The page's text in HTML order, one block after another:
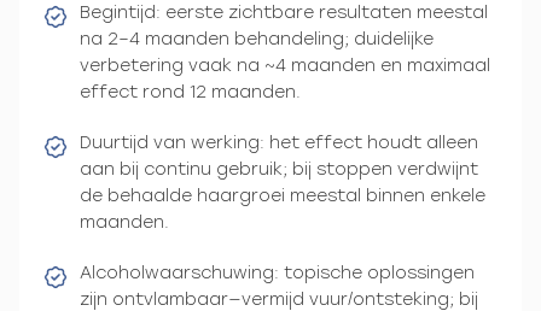
Begintijd: eerste zichtbare resultaten meestal
na 2–4 maanden behandeling; duidelijke
verbetering vaak na ~4 maanden en maximaal
effect rond 12 maanden.
Duurtijd van werking: het effect houdt alleen
aan bij continu gebruik; bij stoppen verdwijnt
de behaalde haargroei meestal binnen enkele
maanden.
Alcoholwaarschuwing: topische oplossingen
zijn ontvlambaar—vermijd vuur/ontsteking; bij